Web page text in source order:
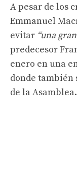
A pesar de los
Emmanuel
evitar “una
predecesor
enero en una
donde también
de la Asamblea.